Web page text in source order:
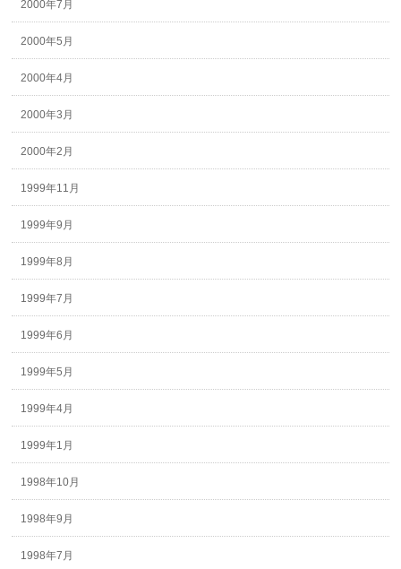
2000年7月
2000年5月
2000年4月
2000年3月
2000年2月
1999年11月
1999年9月
1999年8月
1999年7月
1999年6月
1999年5月
1999年4月
1999年1月
1998年10月
1998年9月
1998年7月